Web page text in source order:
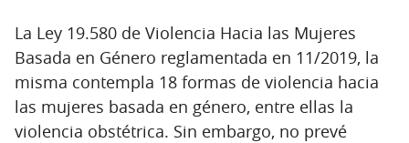
La Ley 19.580 de Violencia Hacia las Mujeres
Basada en Género reglamentada en 11/2019, la
misma contempla 18 formas de violencia hacia
las mujeres basada en género, entre ellas la
violencia obstétrica. Sin embargo, no prevé